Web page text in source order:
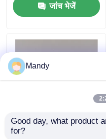
हमसे संपर्क करें
समाचार
मामले
ऑफसेट प्रिंटिंग पार्ट्स
जांच भेजें
रोलैंड 700 प्रतिस्पर्धी मूल्य
Mandy
Good day, what product
for?